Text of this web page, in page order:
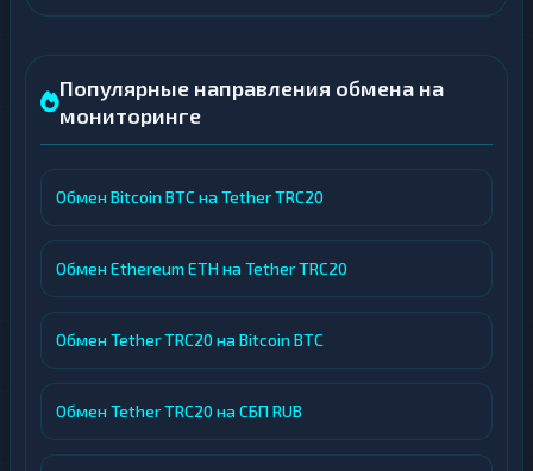
Популярные направления обмена на
мониторинге
Обмен Bitcoin BTC на Tether TRC20
Обмен Ethereum ETH на Tether TRC20
Обмен Tether TRC20 на Bitcoin BTC
Обмен Tether TRC20 на СБП RUB